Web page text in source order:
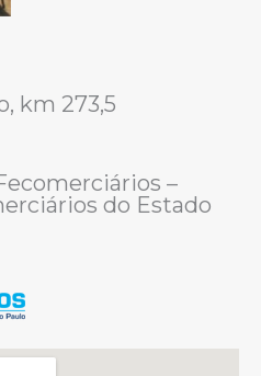
km 273,5
–
do Estado